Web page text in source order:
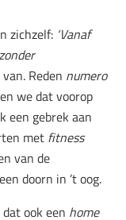
zichzelf: ‘Vanaf
Reden numero
we dat voorop
een gebrek aan
met fitness
van de
doorn in ’t oog.
ook een home